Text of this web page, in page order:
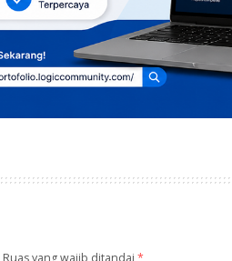
Ruas yang wajib ditandai *